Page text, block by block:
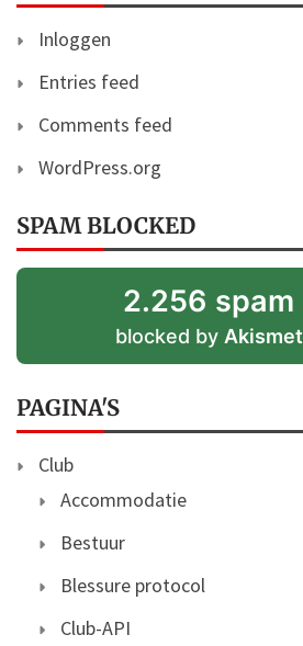
Inloggen
Entries feed
Comments feed
WordPress.org
SPAM BLOCKED
2.256 spam
blocked by Akismet
PAGINA'S
Club
Accommodatie
Bestuur
Blessure protocol
Club-API